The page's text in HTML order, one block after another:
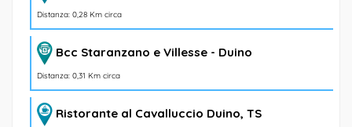
Distanza: 0,28 Km circa
Bcc Staranzano e Villesse - Duino
Distanza: 0,31 Km circa
Ristorante al Cavalluccio Duino, TS